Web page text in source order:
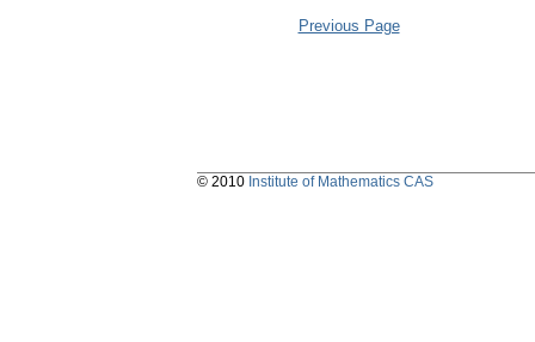
Previous Page
© 2010 Institute of Mathematics CAS